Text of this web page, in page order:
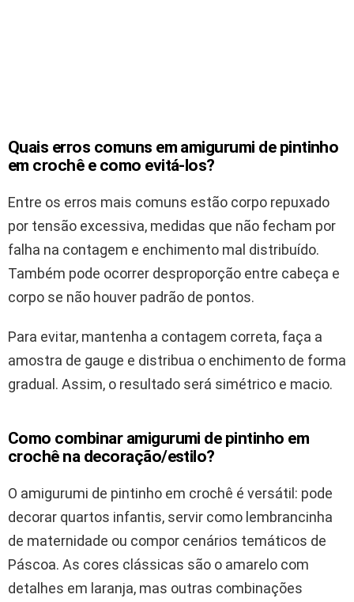
Quais erros comuns em amigurumi de pintinho
em crochê e como evitá-los?
Entre os erros mais comuns estão corpo repuxado
por tensão excessiva, medidas que não fecham por
falha na contagem e enchimento mal distribuído.
Também pode ocorrer desproporção entre cabeça e
corpo se não houver padrão de pontos.
Para evitar, mantenha a contagem correta, faça a
amostra de gauge e distribua o enchimento de forma
gradual. Assim, o resultado será simétrico e macio.
Como combinar amigurumi de pintinho em
crochê na decoração/estilo?
O amigurumi de pintinho em crochê é versátil: pode
decorar quartos infantis, servir como lembrancinha
de maternidade ou compor cenários temáticos de
Páscoa. As cores clássicas são o amarelo com
detalhes em laranja, mas outras combinações